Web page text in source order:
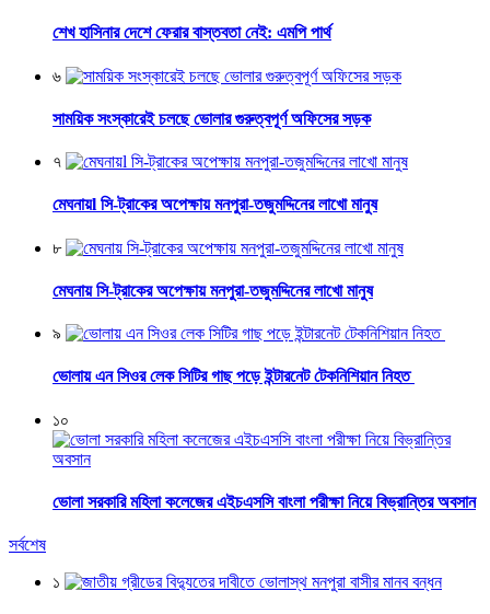
শেখ হাসিনার দেশে ফেরার বাস্তবতা নেই: এমপি পার্থ
৬
সাময়িক সংস্কারেই চলছে ভোলার গুরুত্বপূর্ণ অফিসের সড়ক
৭
মেঘনায়l সি-ট্রাকের অপেক্ষায় মনপুরা-তজুমদ্দিনের লাখো মানুষ
৮
মেঘনায় সি-ট্রাকের অপেক্ষায় মনপুরা-তজুমদ্দিনের লাখো মানুষ
৯
ভোলায় এন সিওর লেক সিটির গাছ পড়ে ইন্টারনেট টেকনিশিয়ান নিহত
১০
ভোলা সরকারি মহিলা কলেজের এইচএসসি বাংলা পরীক্ষা নিয়ে বিভ্রান্তির অবসান
সর্বশেষ
১